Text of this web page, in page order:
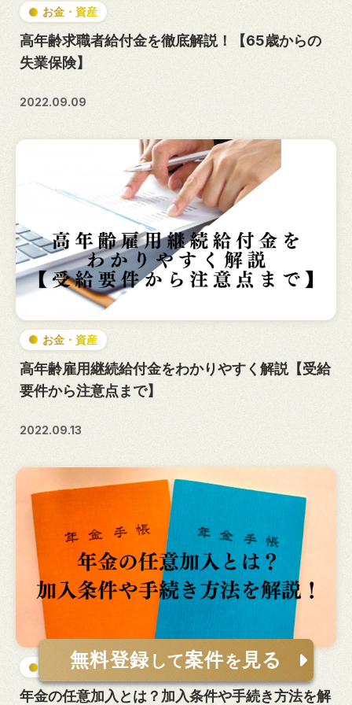
お金・資産
高年齢求職者給付金を徹底解説！【65歳からの
失業保険】
2022.09.09
お金・資産
高年齢雇用継続給付金をわかりやすく解説【受給
要件から注意点まで】
2022.09.13
お金・資産
年金の任意加入とは？加入条件や手続き方法を解
無料登録 して案件を 見る